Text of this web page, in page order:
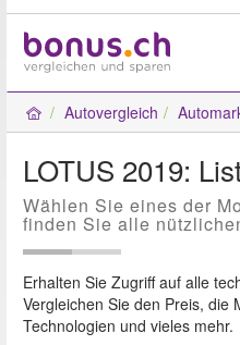
Autovergleich
LOTUS 2019:
Wählen Sie eines der
finden Sie alle
Erhalten Sie Zugriff auf alle
Vergleichen Sie den Preis, die
Technologien und vieles mehr.